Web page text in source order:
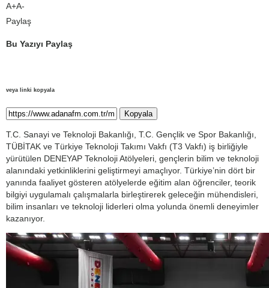
A+A-
Paylaş
Bu Yazıyı Paylaş
veya linki kopyala
Kopyala
T.C. Sanayi ve Teknoloji Bakanlığı, T.C. Gençlik ve Spor Bakanlığı,
TÜBİTAK ve Türkiye Teknoloji Takımı Vakfı (T3 Vakfı) iş birliğiyle
yürütülen DENEYAP Teknoloji Atölyeleri, gençlerin bilim ve teknoloji
alanındaki yetkinliklerini geliştirmeyi amaçlıyor. Türkiye’nin dört bir
yanında faaliyet gösteren atölyelerde eğitim alan öğrenciler, teorik
bilgiyi uygulamalı çalışmalarla birleştirerek geleceğin mühendisleri,
bilim insanları ve teknoloji liderleri olma yolunda önemli deneyimler
kazanıyor.